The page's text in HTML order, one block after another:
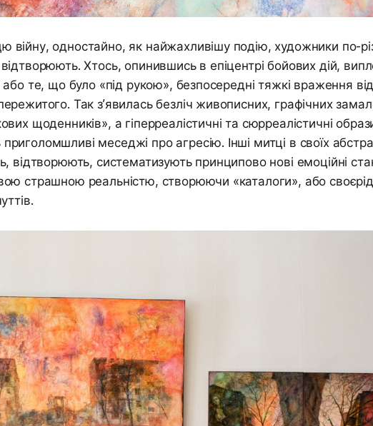
війну, одностайно, як найжахливішу подію, художники по-
Хтось, опинившись в епіцентрі бойових дій,
або те, що було «під рукою», безпосередні тяжкі враження від
Так з’явилась безліч живописних, графічних
щоденників», а гіперреалістичні та сюрреалістичні
меседжі про агресію. Інші митці в своїх
відтворюють, систематизують принципово нові емоційні
страшною реальністю, створюючи «каталоги», або